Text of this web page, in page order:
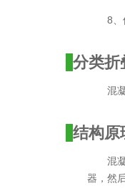
8、
折
分类
混
结构原
混
器，然